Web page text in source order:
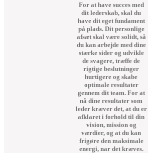
For at have succes med
dit lederskab, skal du
have dit eget fundament
på plads. Dit personlige
afsæt skal være solidt, så
du kan arbejde med dine
stærke sider og udvikle
de svagere, træffe de
rigtige beslutninger
hurtigere og skabe
optimale resultater
gennem dit team. For at
nå dine resultater som
leder kræver det, at du er
afklaret i forhold til din
vision, mission og
værdier, og at du kan
frigøre den maksimale
energi, nar det kræves.